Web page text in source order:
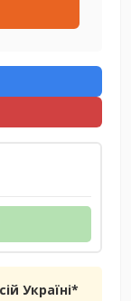
Україні*